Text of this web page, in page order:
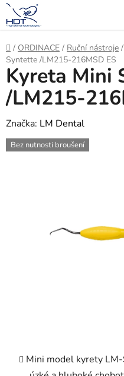
Přejít
na
obsah
Domů
/ ORDINACE / Ruční nástroje /
Syntette /LM215-216MSD ES
Mini model kyrety
Kyreta Mini
/LM215-
Značka: LM Dental
Bez nutnosti broušení